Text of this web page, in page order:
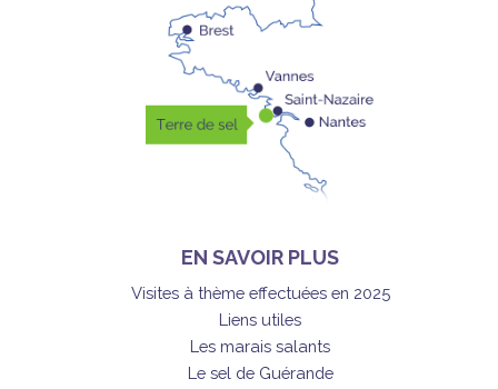
EN SAVOIR PLUS
Visites à thème effectuées en 2025
Liens utiles
Les marais salants
Le sel de Guérande